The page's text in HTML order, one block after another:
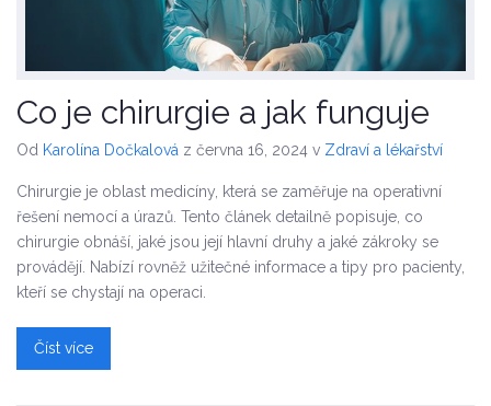
Co je chirurgie a jak funguje
Od Karolína Dočkalová z června 16, 2024 v Zdraví a lékařství
Chirurgie je oblast medicíny, která se zaměřuje na operativní
řešení nemocí a úrazů. Tento článek detailně popisuje, co
chirurgie obnáší, jaké jsou její hlavní druhy a jaké zákroky se
provádějí. Nabízí rovněž užitečné informace a tipy pro pacienty,
kteří se chystají na operaci.
Číst více